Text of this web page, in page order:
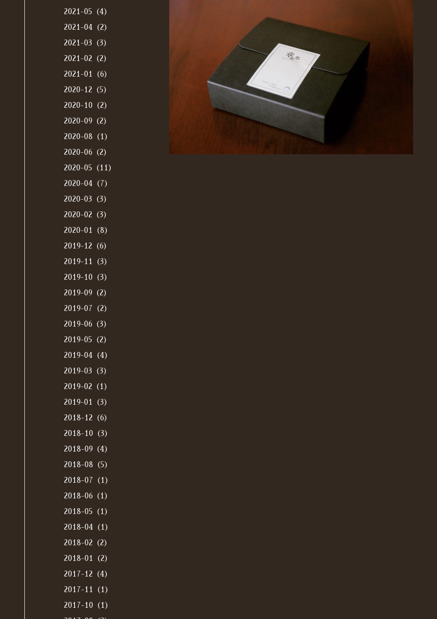
2021-05（4）
2021-04（2）
2021-03（3）
2021-02（2）
2021-01（6）
2020-12（5）
2020-10（2）
2020-09（2）
2020-08（1）
2020-06（2）
2020-05（11）
2020-04（7）
2020-03（3）
2020-02（3）
2020-01（8）
2019-12（6）
2019-11（3）
2019-10（3）
2019-09（2）
2019-07（2）
2019-06（3）
2019-05（2）
2019-04（4）
2019-03（3）
2019-02（1）
2019-01（3）
2018-12（6）
2018-10（3）
2018-09（4）
2018-08（5）
2018-07（1）
2018-06（1）
2018-05（1）
2018-04（1）
2018-02（2）
2018-01（2）
2017-12（4）
2017-11（1）
2017-10（1）